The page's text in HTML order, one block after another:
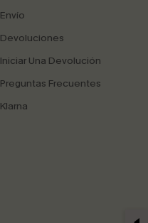
Envío
Devoluciones
Iniciar Una Devolución
Preguntas Frecuentes
Klarna